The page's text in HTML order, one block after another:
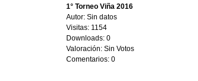
1° Torneo Viña 2016
Autor: Sin datos
Visitas: 1154
Downloads: 0
Valoración: Sin Votos
Comentarios: 0